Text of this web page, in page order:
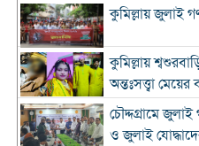
কুমিল্লায় জুলাই
কুমিল্লায়
অন্তঃসত্ত্বা
চৌদ্দগ্রামে
ও জুলাই